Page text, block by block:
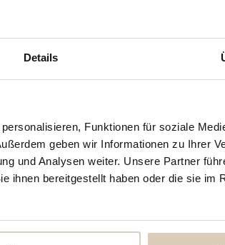
Details
Funktionen für soziale
geben wir Informationen zu Ihrer
und Analysen weiter. Unsere Partner
ihnen bereitgestellt haben oder die sie im
ist ebenfalls im Lieferumfang
10 Zeichen